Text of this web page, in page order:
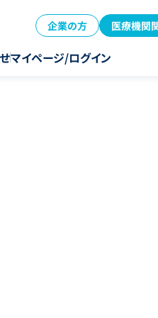
企業の方 医療機関
マイページ/ログイン